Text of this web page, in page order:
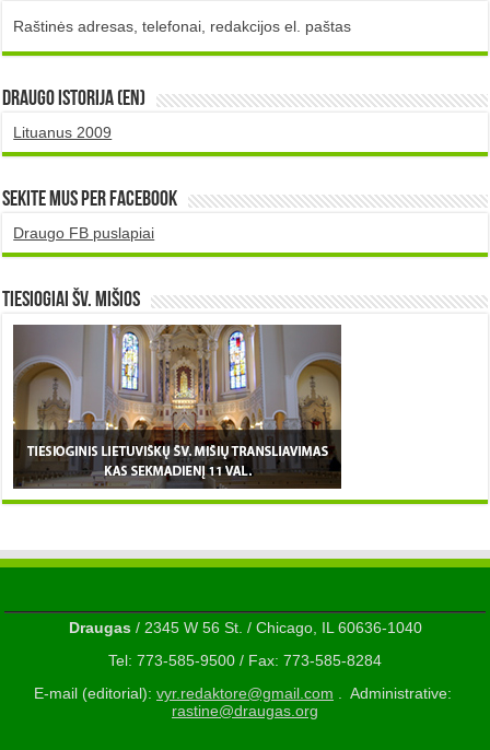
Raštinės adresas, telefonai, redakcijos el. paštas
DRAUGO istorija (EN)
Lituanus 2009
Sekite mus per Facebook
Draugo FB puslapiai
TIESIOGIAI šv. MIŠIOS
Draugas/ 2345 W 56 St. / Chicago, IL 60636-1040
Tel: 773-585-9500 / Fax: 773-585-8284
E-mail (editorial): vyr.redaktore@gmail.com . Administrative:
rastine@draugas.org